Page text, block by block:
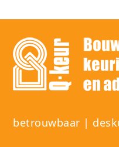
betrouwbaar |